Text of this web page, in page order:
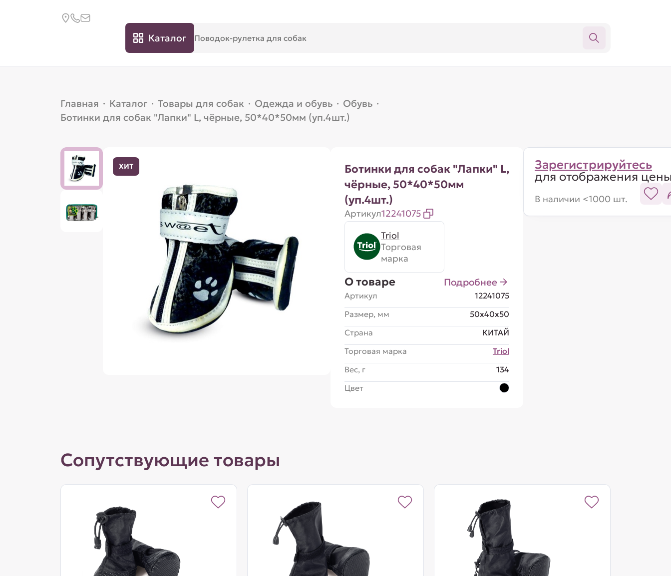
Каталог
Главная · Каталог · Товары для собак · Одежда и обувь · Обувь ·
Ботинки для собак "Лапки" L, чёрные, 50*40*50мм (уп.4шт.)
ХИТ
Ботинки для собак "Лапки" L,
чёрные, 50*40*50мм
(уп.4шт.)
Артикул12241075
Triol
Торговая
марка
О товаре Подробнее
Артикул
12241075
Размер, мм
50x40x50
Страна
КИТАЙ
Торговая марка
Triol
Вес, г
134
Цвет
Зарегистрируйтесь
для отображения
В наличии <1000 шт.
Сопутствующие товары